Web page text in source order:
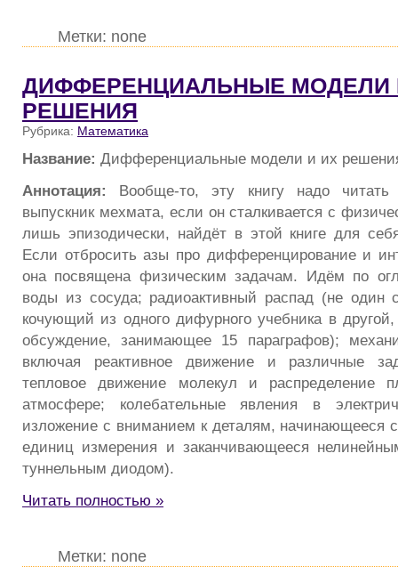
Метки: none
ДИФФЕРЕНЦИАЛЬНЫЕ МОДЕЛИ
РЕШЕНИЯ
Рубрика: Математика
Название: Дифференциальные модели и их
Аннотация: Вообще-то, эту книгу надо
выпускник мехмата, если он сталкивается с
лишь эпизодически, найдёт в этой книге для
Если отбросить азы про дифференцирование и
она посвящена физическим задачам. Идём по
воды из сосуда; радиоактивный распад (не один
кочующий из одного дифурного учебника в
обсуждение, занимающее 15 параграфов);
включая реактивное движение и различные
тепловое движение молекул и распределение
атмосфере; колебательные явления в
изложение с вниманием к деталям, начинающееся
единиц измерения и заканчивающееся
туннельным диодом).
Читать полностью »
Метки: none